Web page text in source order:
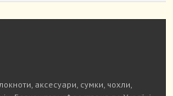
аксесуари, сумки, чохли,